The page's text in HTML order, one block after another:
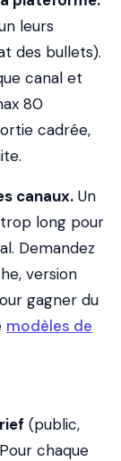
leurs
des bullets).
canal et
80
cadrée,
canaux. Un
long pour
Demandez
version
gagner du
modèles de
(public,
chaque